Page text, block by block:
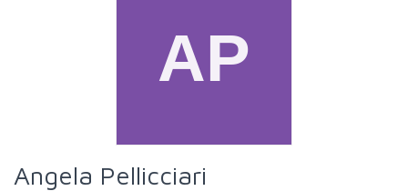
Angela Pellicciari